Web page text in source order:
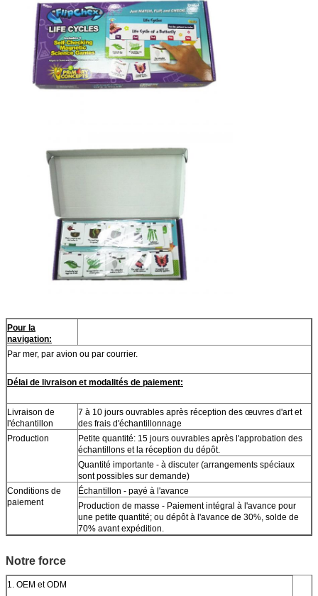
Pour la
navigation:
Par mer, par avion ou par courrier.
Délai de livraison et modalités de paiement:
Livraison de
l'échantillon
7 à 10 jours ouvrables après réception des œuvres d'art et
des frais d'échantillonnage
Production
Petite quantité: 15 jours ouvrables après l'approbation des
échantillons et la réception du dépôt.
Quantité importante - à discuter (arrangements spéciaux
sont possibles sur demande)
Conditions de
paiement
Échantillon - payé à l'avance
Production de masse - Paiement intégral à l'avance pour
une petite quantité; ou dépôt à l'avance de 30%, solde de
70% avant expédition.
Notre force
1. OEM et ODM